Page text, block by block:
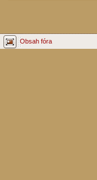
Obsah fóra